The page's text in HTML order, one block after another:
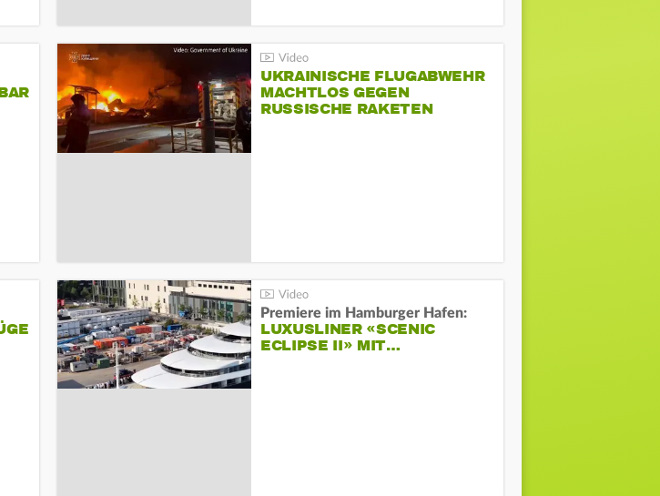
UKRAINISCHE FLUGABWEHR
MACHTLOS GEGEN
RUSSISCHE RAKETEN
Premiere im Hamburger Hafen:
LUXUSLINER «SCENIC
ECLIPSE II» MIT…